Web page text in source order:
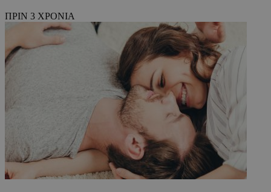
ΠΡΙΝ 3 ΧΡΟΝΙΑ
takeOverCookie www.must.com.cy